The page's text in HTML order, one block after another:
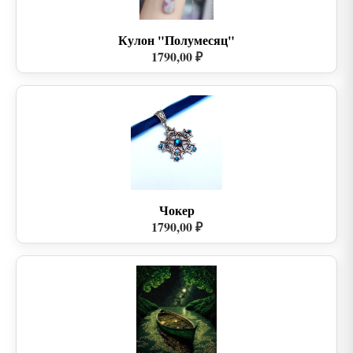
Кулон "Полумесяц"
1790,00 ₽
Чокер
1790,00 ₽